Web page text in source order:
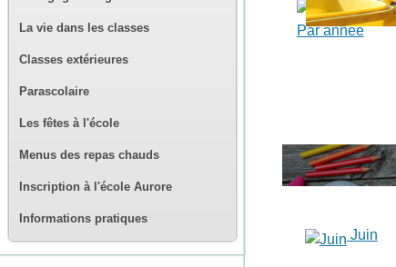
La vie dans les classes
Classes extérieures
Parascolaire
Les fêtes à l'école
Menus des repas chauds
Inscription à l'école Aurore
Informations pratiques
Par année
Juin